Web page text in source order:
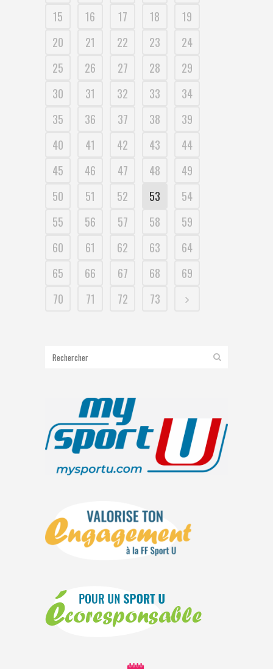
15
16 17 18
19
20
21 22 23
24
25
26 27 28
29
30
31 32 33
34
35
36 37 38
39
40
41 42 43
44
45
46 47 48
49
50
51 52 53
54
55
56 57 58
59
60
61 62 63
64
65
66 67 68
69
70
71 72 73